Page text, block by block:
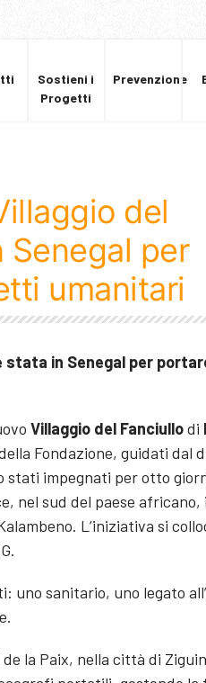
Sostieni i
Progetti
Prevenzione
del
Senegal per
umanitari
stata in Senegal per
Villaggio del Fanciullodi
Fondazione, guidati dal
stati impegnati per otto
nel sud del paese africano,
L’iniziativa si
uno sanitario, uno legato
la Paix, nella città di